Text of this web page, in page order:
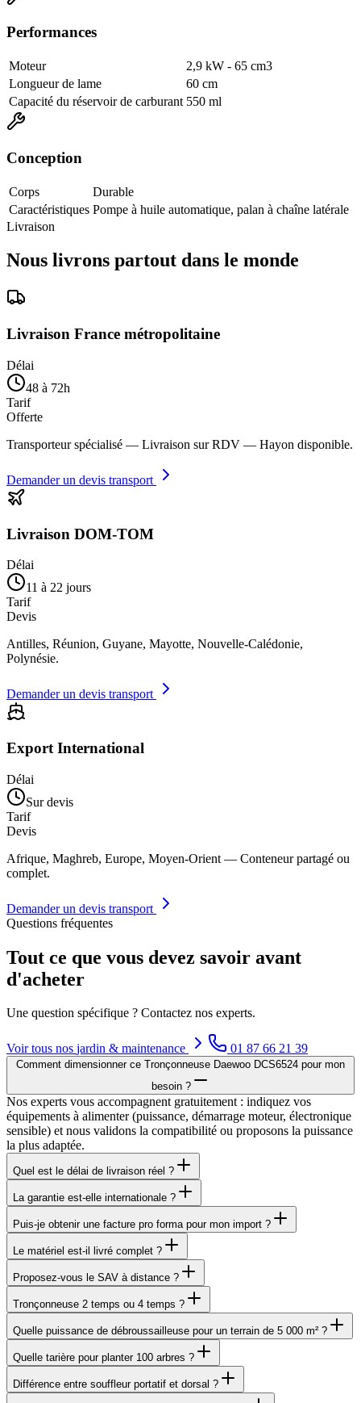
Performances
Moteur
2,9 kW - 65 cm3
Longueur de lame
60 cm
Capacité du réservoir de carburant 550 ml
Conception
Corps
Durable
Caractéristiques Pompe à huile automatique, palan à chaîne latérale
Livraison
Nous livrons partout dans le monde
Livraison France métropolitaine
Délai
48 à 72h
Tarif
Offerte
Transporteur spécialisé — Livraison sur RDV — Hayon disponible.
Demander un devis transport
Livraison DOM-TOM
Délai
11 à 22 jours
Tarif
Devis
Antilles, Réunion, Guyane, Mayotte, Nouvelle-Calédonie,
Polynésie.
Demander un devis transport
Export International
Délai
Sur devis
Tarif
Devis
Afrique, Maghreb, Europe, Moyen-Orient — Conteneur partagé ou
complet.
Demander un devis transport
Questions fréquentes
Tout ce que vous devez savoir avant
d'acheter
Une question spécifique ? Contactez nos experts.
Voir tous nos jardin & maintenance 01 87 66 21 39
Comment dimensionner ce Tronçonneuse Daewoo DCS6524 pour mon
besoin ?
Nos experts vous accompagnent gratuitement : indiquez vos
équipements à alimenter (puissance, démarrage moteur, électronique
sensible) et nous validons la compatibilité ou proposons la puissance
la plus adaptée.
Quel est le délai de livraison réel ?
La garantie est-elle internationale ?
Puis-je obtenir une facture pro forma pour mon import ?
Le matériel est-il livré complet ?
Proposez-vous le SAV à distance ?
Tronçonneuse 2 temps ou 4 temps ?
Quelle puissance de débroussailleuse pour un terrain de 5 000 m² ?
Quelle tarière pour planter 100 arbres ?
Différence entre souffleur portatif et dorsal ?